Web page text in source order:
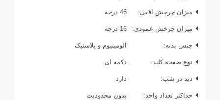
میزان چرخش افقی: 46 درجه
میزان چرخش عمودی: 16 درجه
جنس بدنه: آلومینیوم و پلاستیک
نوع صفحه کلید: دکمه ای
دید در شب: دارد
حداکثر تعداد واحد: بدون محدودیت